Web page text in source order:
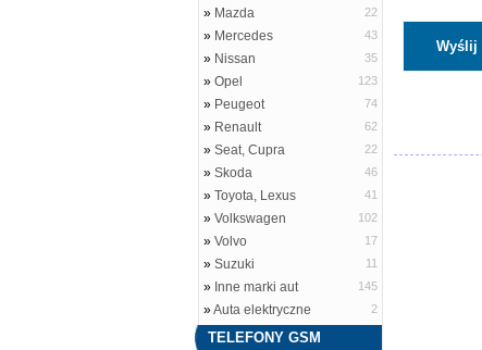
» Mazda 22
» Mercedes 43
» Nissan 35
» Opel 123
» Peugeot 74
» Renault 62
» Seat, Cupra 22
» Skoda 46
» Toyota, Lexus 41
» Volkswagen 102
» Volvo 17
» Suzuki 11
» Inne marki aut 145
»Auta elektryczne 2
TELEFONY GSM